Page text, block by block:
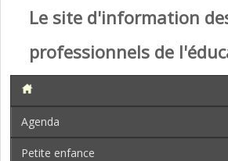
Le site d'information
professionnels de
Agenda
Petite enfance